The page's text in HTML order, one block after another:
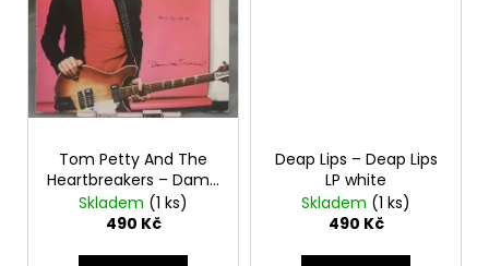
Tom Petty And The
Heartbreakers – Damn
The Torpedoes LP
Skladem (1 ks)
490 Kč
Deap Lips – Deap Lips
LP white
Skladem (1 ks)
490 Kč
CATFISH
RISING
MC
220
Kč